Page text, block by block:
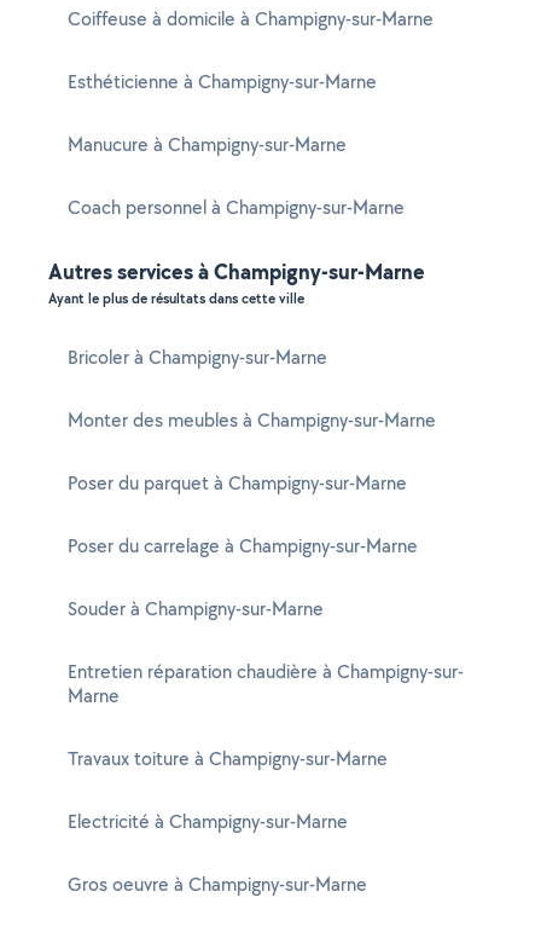
Coiffeuse à domicile à Champigny-sur-Marne
Esthéticienne à Champigny-sur-Marne
Manucure à Champigny-sur-Marne
Coach personnel à Champigny-sur-Marne
Autres services à Champigny-sur-Marne
Ayant le plus de résultats dans cette ville
Bricoler à Champigny-sur-Marne
Monter des meubles à Champigny-sur-Marne
Poser du parquet à Champigny-sur-Marne
Poser du carrelage à Champigny-sur-Marne
Souder à Champigny-sur-Marne
Entretien réparation chaudière à Champigny-sur-
Marne
Travaux toiture à Champigny-sur-Marne
Electricité à Champigny-sur-Marne
Gros oeuvre à Champigny-sur-Marne